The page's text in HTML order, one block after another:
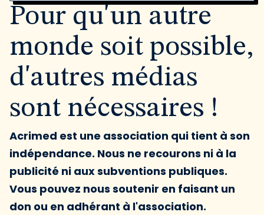
Pour qu'un autre
monde soit possible,
d'autres médias
sont nécessaires !
Acrimed est une association qui tient à son
indépendance. Nous ne recourons ni à la
publicité ni aux subventions publiques.
Vous pouvez nous soutenir en faisant un
don ou en adhérant à l'association.